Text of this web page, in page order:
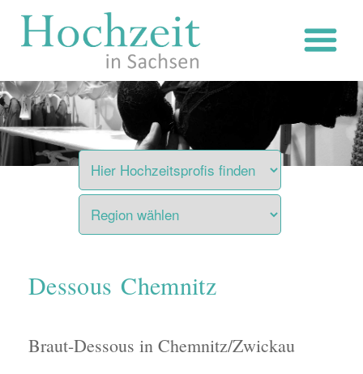
Inhalt
Dessous Chemnitz
Braut-Dessous in Chemnitz/Zwickau